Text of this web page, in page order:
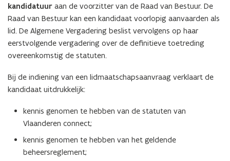
kandidatuur aan de voorzitter van de Raad van Bestuur. De
Raad van Bestuur kan een kandidaat voorlopig aanvaarden als
lid. De Algemene Vergadering beslist vervolgens op haar
eerstvolgende vergadering over de definitieve toetreding
overeenkomstig de statuten.
Bij de indiening van een lidmaatschapsaanvraag verklaart de
kandidaat uitdrukkelijk:
kennis genomen te hebben van de statuten van
Vlaanderen connect;
kennis genomen te hebben van het geldende
beheersreglement;